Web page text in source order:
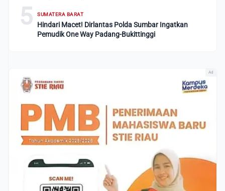
5 SUMATERA BARAT
Hindari Macet! Dirlantas Polda Sumbar Ingatkan
Pemudik One Way Padang-Bukittinggi
Ad